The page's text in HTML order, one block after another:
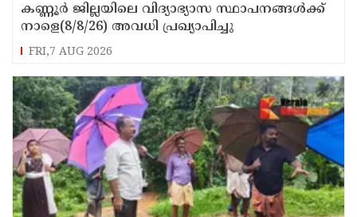
കണ്ണൂർ ജില്ലയിലെ വിദ്യാഭ്യാസ സ്ഥാപനങ്ങള്‍ക്ക്
നാളെ(8/8/26) അവധി പ്രഖ്യാപിച്ചു
FRI,7 AUG 2026